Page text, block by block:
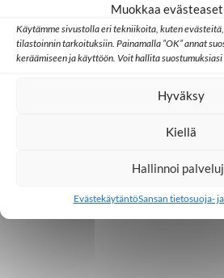
Muokkaa
Käytämme sivustolla eri tekniikoita, kuten
tilastoinnin tarkoituksiin. Painamalla ”OK” annat
keräämiseen ja käyttöön. Voit hallita suostumuksiasi
Hyväksy
Kiellä
Hallinnoi
EvästekäytäntöSansan tietosuoja-